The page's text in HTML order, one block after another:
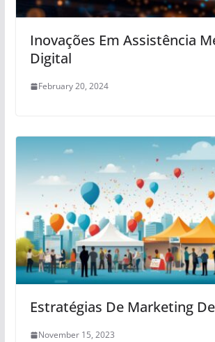
Inovações Em Assistência
Digital
February 20, 2024
Estratégias De Marketing
November 15, 2023